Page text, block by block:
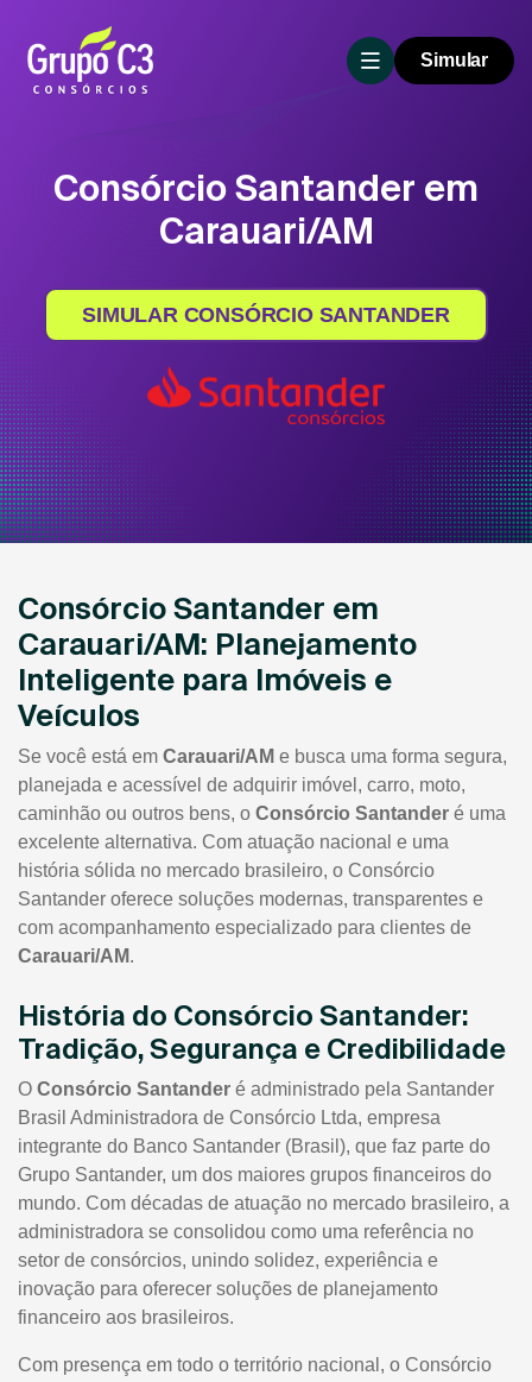
Simular
Consórcio Santander em
Carauari/AM
SIMULAR CONSÓRCIO SANTANDER
Consórcio Santander em
Carauari/AM: Planejamento
Inteligente para Imóveis e
Veículos
Se você está em Carauari/AM e busca uma forma segura,
planejada e acessível de adquirir imóvel, carro, moto,
caminhão ou outros bens, o Consórcio Santander é uma
excelente alternativa. Com atuação nacional e uma
história sólida no mercado brasileiro, o Consórcio
Santander oferece soluções modernas, transparentes e
com acompanhamento especializado para clientes de
Carauari/AM.
História do Consórcio Santander:
Tradição, Segurança e Credibilidade
O Consórcio Santander é administrado pela Santander
Brasil Administradora de Consórcio Ltda, empresa
integrante do Banco Santander (Brasil), que faz parte do
Grupo Santander, um dos maiores grupos financeiros do
mundo. Com décadas de atuação no mercado brasileiro, a
administradora se consolidou como uma referência no
setor de consórcios, unindo solidez, experiência e
inovação para oferecer soluções de planejamento
financeiro aos brasileiros.
Com presença em todo o território nacional, o Consórcio